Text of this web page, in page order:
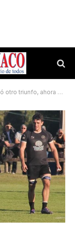
ahora ante Aranduroga